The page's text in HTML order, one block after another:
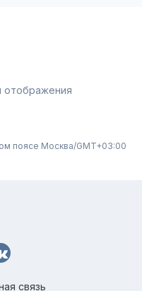
отображения
поясе Москва/GMT+03:00
связь